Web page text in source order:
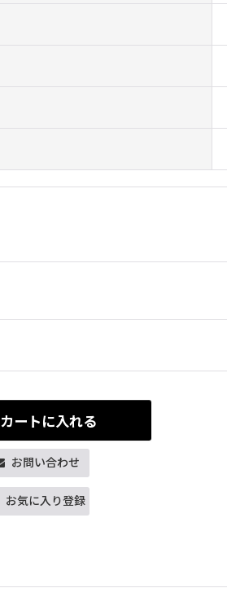
カートに入れる
お問い合わせ
お気に入り登録